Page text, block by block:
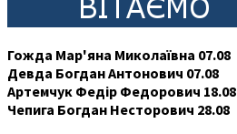
Гожда Мар'яна Миколаївна 07.08
Девда Богдан Антонович 07.08
Артемчук Федір Федорович 18.08
Чепига Богдан Несторович 28.08